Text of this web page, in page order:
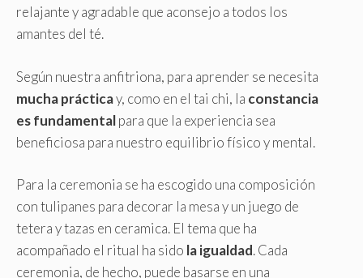
relajante y agradable que aconsejo a todos los
amantes del té.
Según nuestra anfitriona, para aprender se necesita
mucha prácticay, como en el tai chi, la constancia
es fundamentalpara que la experiencia sea
beneficiosa para nuestro equilibrio físico y mental.
Para la ceremonia se ha escogido una composición
con tulipanes para decorar la mesa y un juego de
tetera y tazas en ceramica. El tema que ha
acompañado el ritual ha sido la igualdad. Cada
ceremonia, de hecho, puede basarse en una